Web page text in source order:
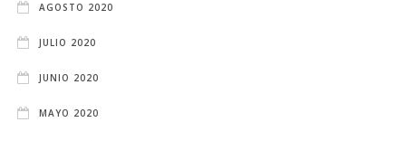
AGOSTO 2020
JULIO 2020
JUNIO 2020
MAYO 2020